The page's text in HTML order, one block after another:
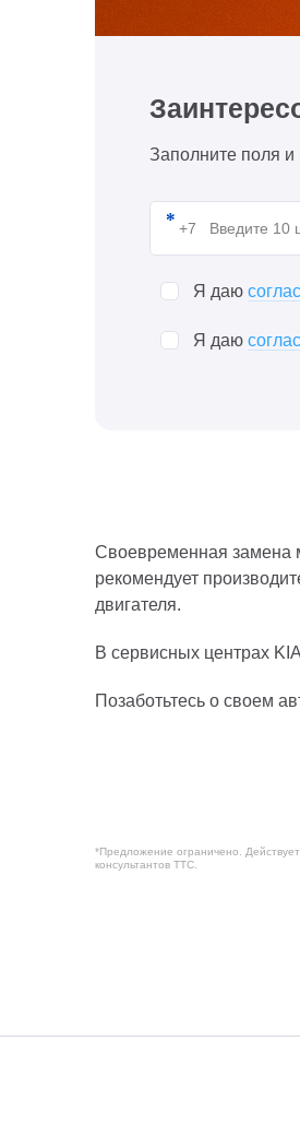
Заполните поля
Я даю
Я даю
Своевременная замена
рекомендует
двигателя.
В сервисных центрах
Позаботьтесь о своем
*Предложение ограничено.
консультантов ТТС.